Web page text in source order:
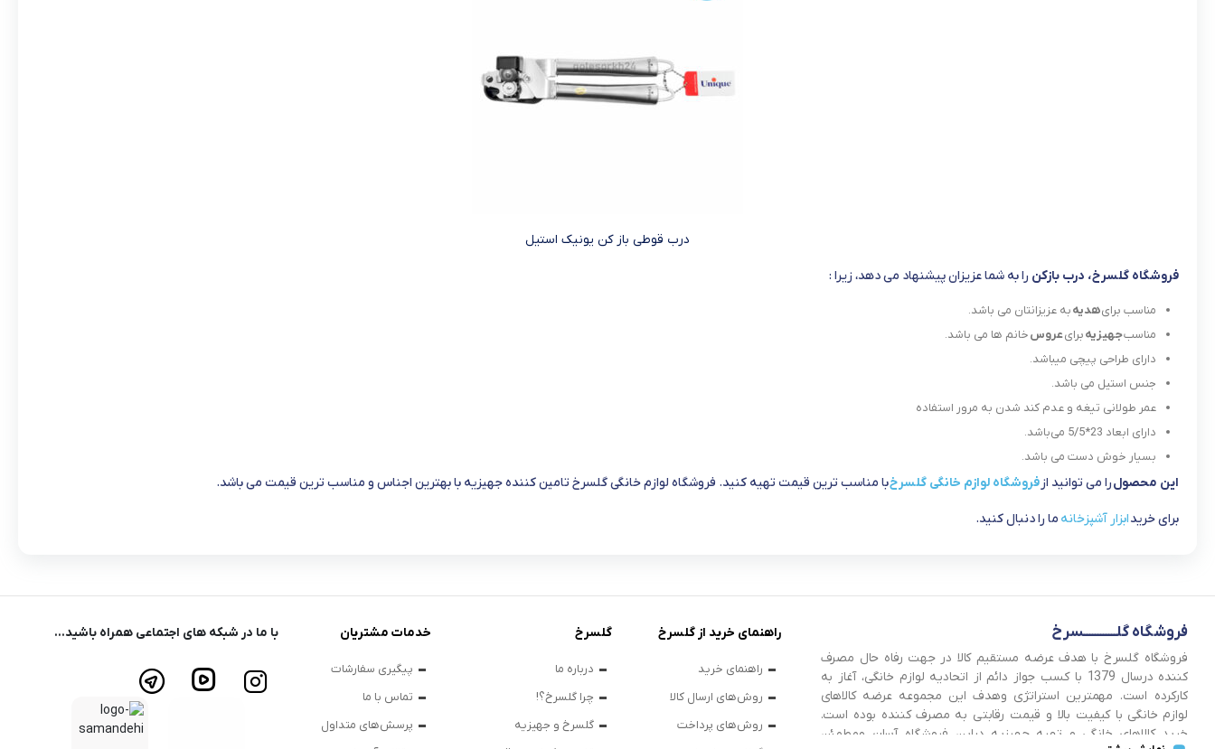
درب قوطی باز کن یونیک استیل
فروشگاه گلسرخ، درب بازکن را به شما عزیزان پیشنهاد می دهد، زیرا :
مناسب برایهدیهبه عزیزانتان می باشد.
مناسبجهیزیهبرایعروسخانم ها می باشد.
دارای طراحی پیچی میباشد.
جنس استیل می باشد.
عمر طولانی تیغه و عدم کند شدن به مرور استفاده
دارای ابعاد 23*5/5 می‌باشد.
بسیار خوش دست می باشد.
این محصولرا می توانید از فروشگاه لوازم خانگی گلسرخبا مناسب ترین قیمت تهیه کنید. فروشگاه لوازم خانگی گلسرخ تامین کننده جهیزیه با بهترین اجناس و مناسب ترین قیمت می باشد.
برای خریدابزار آشپزخانه ما را دنبال کنید.
فروشگاه گلــــــــــــسرخ
فروشگاه گلسرخ با هدف عرضه مستقیم کالا در جهت رفاه حال مصرف
کننده درسال 1379 با کسب جواز دائم از اتحادیه لوازم خانگی، آغاز به
کارکرده است. مهمترین استراتژی وهدف این مجموعه عرضه کالاهای
لوازم خانگی با کیفیت بالا و قیمت رقابتی به مصرف کننده بوده است.
خرید کالاهای خانگی و تهیه جهیزیه دراین فروشگاه آسان ومطمئن
راهنمای خرید از گلسرخ
راهنمای خرید
روش‌های ارسال کالا
روش‌های پرداخت
گلسرخ
درباره ما
چرا گلسرخ؟!
گلسرخ و جهیزیه
خدمات مشتریان
پیگیری سفارشات
تماس با ما
پرسش‌های متداول
با ما در شبکه های اجتماعی همراه باشید...